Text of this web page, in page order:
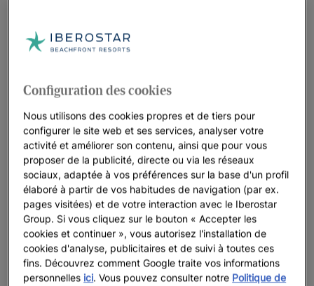
JOIA Paraíso by Iberostar
Iberostar Selection Paraíso Maya
Suites
JUSQU'À 35%
PUNTA CANA
JOIA Bávaro by Iberostar
JUSQU'À 35 %
RÉPUBLIQUE DOMINICAINE
Configuration des cookies
Nous utilisons des cookies propres et de tiers pour
configurer le site web et ses services, analyser votre
activité et améliorer son contenu, ainsi que pour vous
proposer de la publicité, directe ou via les réseaux
sociaux, adaptée à vos préférences sur la base d'un profil
élaboré à partir de vos habitudes de navigation (par ex.
pages visitées) et de votre interaction avec le Iberostar
Group. Si vous cliquez sur le bouton « Accepter les
cookies et continuer », vous autorisez l'installation de
cookies d'analyse, publicitaires et de suivi à toutes ces
fins. Découvrez comment Google traite vos informations
personnelles ici. Vous pouvez consulter notre Politique de